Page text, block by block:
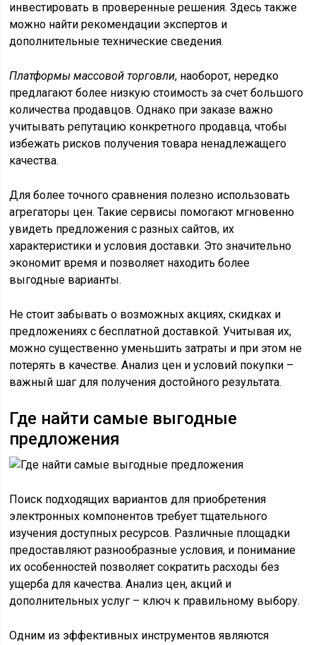
инвестировать в проверенные решения. Здесь также
можно найти рекомендации экспертов и
дополнительные технические сведения.
Платформы массовой торговли, наоборот, нередко
предлагают более низкую стоимость за счет большого
количества продавцов. Однако при заказе важно
учитывать репутацию конкретного продавца, чтобы
избежать рисков получения товара ненадлежащего
качества.
Для более точного сравнения полезно использовать
агрегаторы цен. Такие сервисы помогают мгновенно
увидеть предложения с разных сайтов, их
характеристики и условия доставки. Это значительно
экономит время и позволяет находить более
выгодные варианты.
Не стоит забывать о возможных акциях, скидках и
предложениях с бесплатной доставкой. Учитывая их,
можно существенно уменьшить затраты и при этом не
потерять в качестве. Анализ цен и условий покупки –
важный шаг для получения достойного результата.
Где найти самые выгодные
предложения
Поиск подходящих вариантов для приобретения
электронных компонентов требует тщательного
изучения доступных ресурсов. Различные площадки
предоставляют разнообразные условия, и понимание
их особенностей позволяет сократить расходы без
ущерба для качества. Анализ цен, акций и
дополнительных услуг – ключ к правильному выбору.
Одним из эффективных инструментов являются